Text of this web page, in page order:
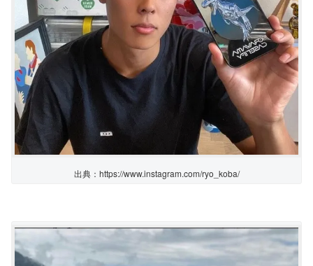
出典：https://www.instagram.com/ryo_koba/